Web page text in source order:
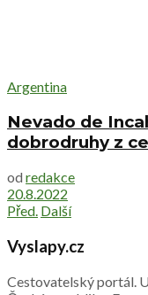
Argentina
Nevado de
dobrodruhy z
od redakce
20.8.2022
Před. Další
Vyslapy.cz
Cestovatelský portál.